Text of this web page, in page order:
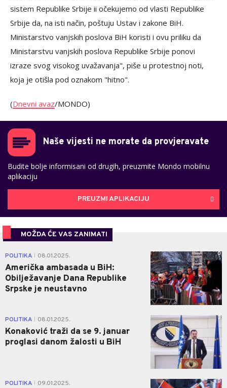
sistem Republike Srbije ii očekujemo od vlasti Republike
Srbije da, na isti način, poštuju Ustav i zakone BiH.
Ministarstvo vanjskih poslova BiH koristi i ovu priliku da
Ministarstvu vanjskih poslova Republike Srbije ponovi
izraze svog visokog uvažavanja", piše u protestnoj noti,
koja je otišla pod oznakom "hitno".
(Dnevni avaz/MONDO)
Naše vijesti ne morate da provjeravate
Budite bolje informisani od drugih, preuzmite Mondo mobilnu
aplikaciju
PREUZMI APLIKACIJU
MOŽDA ĆE VAS ZANIMATI
POLITIKA 08.01.2025.
Američka ambasada u BiH:
Obilježavanje Dana Republike
Srpske je neustavno
0
POLITIKA 08.01.2025.
Konaković traži da se 9. januar
proglasi danom žalosti u BiH
3
POLITIKA 09.01.2025. 0